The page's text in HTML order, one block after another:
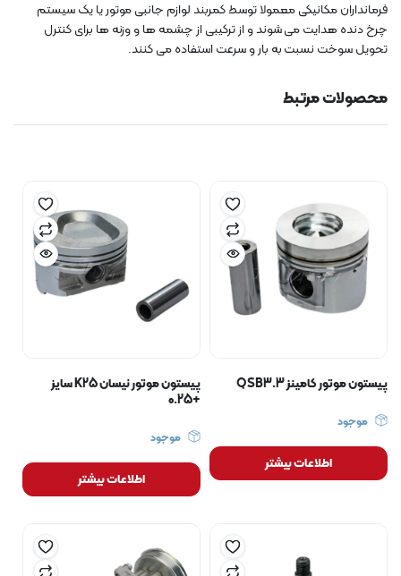
فرمانداران مکانیکی معمولا توسط کمربند لوازم جانبی موتور یا یک سیستم
چرخ دنده هدایت می شوند و از ترکیبی از چشمه ها و وزنه ها برای کنترل
تحویل سوخت نسبت به بار و سرعت استفاده می کنند.
محصولات مرتبط
پیستون موتور کامینز QSB3.3
موجود
اطلاعات بیشتر
پیستون موتور نیسان K25 سایز
+0.25
موجود
اطلاعات بیشتر